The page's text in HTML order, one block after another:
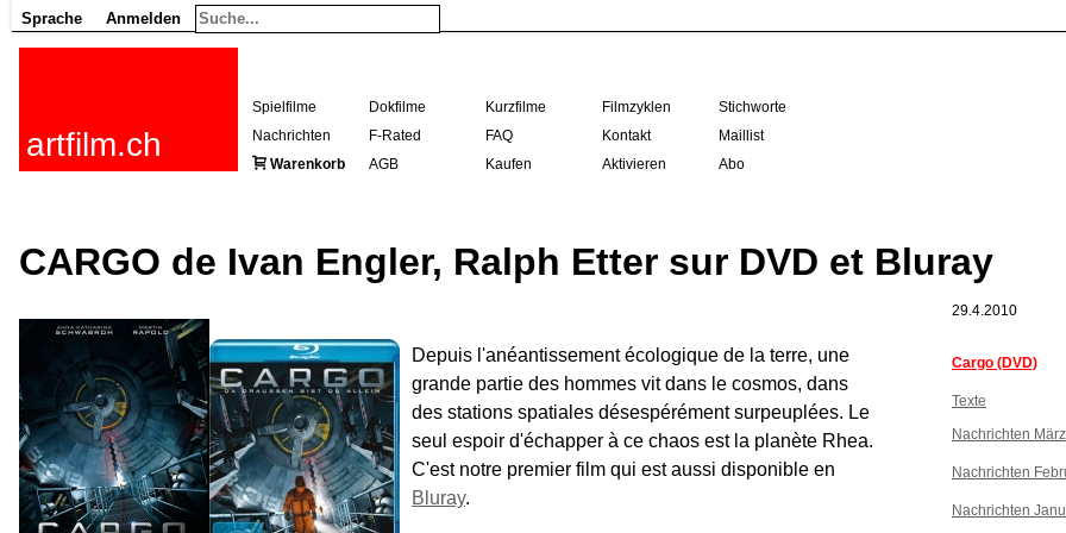
Sprache Anmelden
artfilm.ch
Spielfilme Dokfilme Kurzfilme Filmzyklen
Stichworte
Nachrichten
F-Rated FAQ Kontakt
Maillist
Warenkorb
AGB Kaufen Aktivieren Abo
CARGO de Ivan Engler, Ralph Etter sur DVD et Bluray
29.4.2010
Cargo (DVD)
Texte
Nachrichten
Nachrichten
Nachrichten
Depuis l'anéantissement écologique de la terre, une
grande partie des hommes vit dans le cosmos, dans
des stations spatiales désespérément surpeuplées. Le
seul espoir d'échapper à ce chaos est la planète Rhea.
C'est notre premier film qui est aussi disponible en
Bluray.